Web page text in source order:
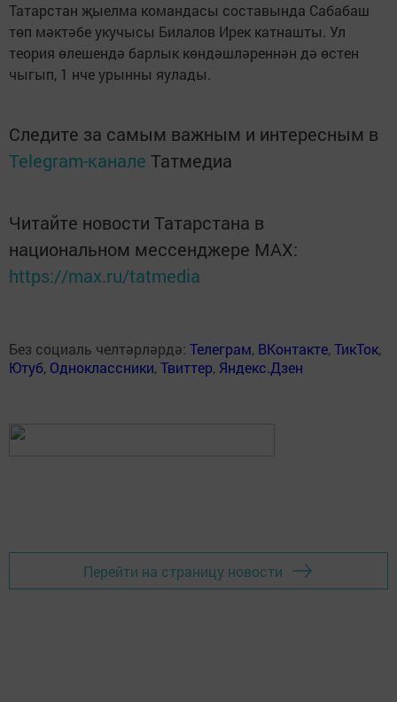
Татарстан җыелма командасы составында Сабабаш
төп мәктәбе укучысы Билалов Ирек катнашты. Ул
теория өлешендә барлык көндәшләреннән дә өстен
чыгып, 1 нче урынны яулады.
Следите за самым важным и интересным в
Telegram-канале Татмедиа
Читайте новости Татарстана в
национальном мессенджере MАХ:
https://max.ru/tatmedia
Без социаль челтәрләрдә: Телеграм, ВКонтакте,ТикТок,
Ютуб, Одноклассники,Твиттер, Яндекс.Дзен
Перейти на страницу новости